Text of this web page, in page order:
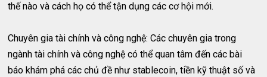
thế nào và cách họ có thể tận dụng các cơ hội mới.
Chuyên gia tài chính và công nghệ: Các chuyên gia trong
ngành tài chính và công nghệ có thể quan tâm đến các bài
báo khám phá các chủ đề như stablecoin, tiền kỹ thuật số và